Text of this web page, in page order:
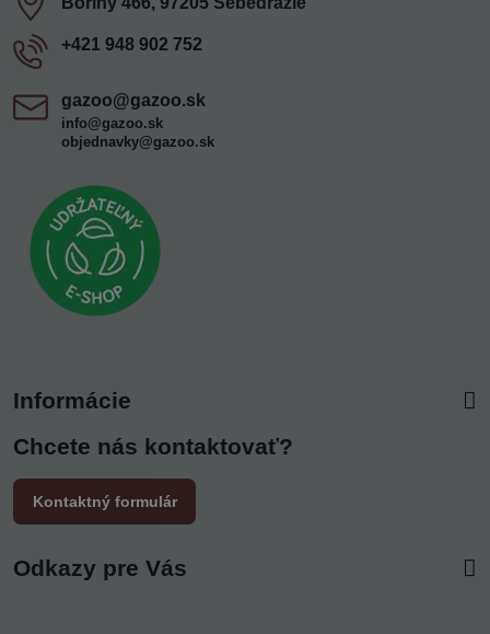
+421 948 902 752
gazoo​@gazoo​.sk
info@gazoo.sk
objednavky@gazoo.sk
Informácie
Chcete nás kontaktovať?
Kontaktný formulár
Odkazy pre Vás